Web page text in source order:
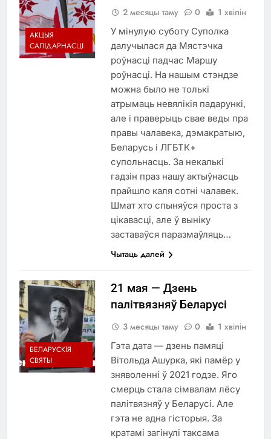
АКЦЫЯ
САЛІДАРНАСЦІ
2 месяцы таму 0 1 хвілін
У мінулую суботу Суполка
далучылася да Мястэчка
роўнасці падчас Маршу
роўнасці. На нашым стэндзе
можна было не толькі
атрымаць невялікія падарункі,
але і праверыць свае веды пра
правы чалавека, дэмакратыю,
Беларусь і ЛГБТК+
супольнасць. За некалькі
гадзін праз нашу актыўнасць
прайшло каля сотні чалавек.
Шмат хто спыняўся проста з
цікавасці, але ў выніку
заставаўся паразмаўляць…
Чытаць далей
БЕЛАРУСКІЯ
СВЯТЫ
21 мая — Дзень
палітвязняў Беларусі
3 месяцы таму 0 1 хвілін
Гэта дата — дзень памяці
Вітольда Ашурка, які памёр у
зняволенні ў 2021 годзе. Яго
смерць стала сімвалам лёсу
палітвязняў у Беларусі. Але
гэта не адна гісторыя. За
кратамі загінулі таксама